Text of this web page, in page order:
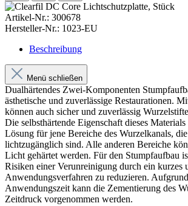
Artikel-Nr.: 300678
Hersteller-Nr.: 1023-EU
Beschreibung
Menü schließen
Dualhärtendes Zwei-Komponenten
ästhetische und zuverlässige Restaurationen.
können auch sicher und zuverlässig
Die selbsthärtende Eigenschaft dieses
Lösung für jene Bereiche des Wurzelkanals,
lichtzugänglich sind. Alle anderen Bereiche
Licht gehärtet werden. Für den Stumpfaufbau
Risiken einer Verunreinigung durch ein kurzes
Anwendungsverfahren zu reduzieren.
Anwendungszeit kann die Zementierung des
Zeitdruck vorgenommen werden.